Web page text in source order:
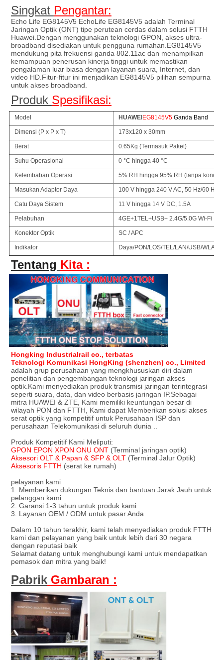
Singkat Pengantar:
Echo Life EG8145V5 EchoLife EG8145V5 adalah Terminal
Jaringan Optik (ONT) tipe perutean cerdas dalam solusi FTTH
Huawei.Dengan menggunakan teknologi GPON, akses ultra-
broadband disediakan untuk pengguna rumahan.EG8145V5
mendukung pita frekuensi ganda 802.11ac dan menampilkan
kemampuan penerusan kinerja tinggi untuk memastikan
pengalaman luar biasa dengan layanan suara, Internet, dan
video HD.Fitur-fitur ini menjadikan EG8145V5 pilihan sempurna
untuk akses broadband.
Produk Spesifikasi:
Model HUAWEI EG8145V5 Ganda Band
Dimensi (P x P x T) 173x120 x 30mm
Berat 0.65Kg (Termasuk Paket)
Suhu Operasional 0 °C hingga 40 °C
Kelembaban Operasi 5% RH hingga 95% RH (tanpa
Masukan Adaptor Daya 100 V hingga 240 V AC, 50 Hz/60 Hz
Catu Daya Sistem 11 V hingga 14 V DC, 1.5A
Pelabuhan 4GE+1TEL+USB+ 2.4G/5.0G Wi-Fi
Konektor Optik SC / APC
Indikator Daya/PON/LOS/TEL/LAN/USB/WLAN/
Tentang Kita :
Hongking Industrialrail co., terbatas
Teknologi Komunikasi HongKing (shenzhen) co., Limited
adalah grup perusahaan yang mengkhususkan diri dalam
penelitian dan pengembangan teknologi jaringan akses
optik.Kami menyediakan produk transmisi jaringan terintegrasi
seperti suara, data, dan video berbasis jaringan IP.Sebagai
mitra HUAWEI & ZTE, Kami memiliki keuntungan besar di
wilayah PON dan FTTH, Kami dapat Memberikan solusi akses
serat optik yang kompetitif untuk Perusahaan ISP dan
perusahaan Telekomunikasi di seluruh dunia ..
Produk Kompetitif Kami Meliputi:
GPON EPON XPON ONU ONT (Terminal jaringan optik)
Aksesori OLT & Papan & SFP & OLT (Terminal Jalur Optik)
Aksesoris FTTH (serat ke rumah)
pelayanan kami
1. Memberikan dukungan Teknis dan bantuan Jarak Jauh untuk
pelanggan kami
2. Garansi 1-3 tahun untuk produk kami
3. Layanan OEM / ODM untuk pasar Anda
Dalam 10 tahun terakhir, kami telah menyediakan produk FTTH
kami dan pelayanan yang baik untuk lebih dari 30 negara
dengan reputasi baik
Selamat datang untuk menghubungi kami untuk mendapatkan
pemasok dan mitra yang baik!
Pabrik Gambaran :